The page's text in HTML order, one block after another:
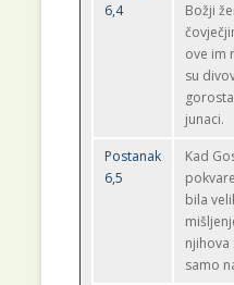
6,4
Božji
ove im
su
junaci.
Postanak
6,5
Kad
bila
njihova
samo